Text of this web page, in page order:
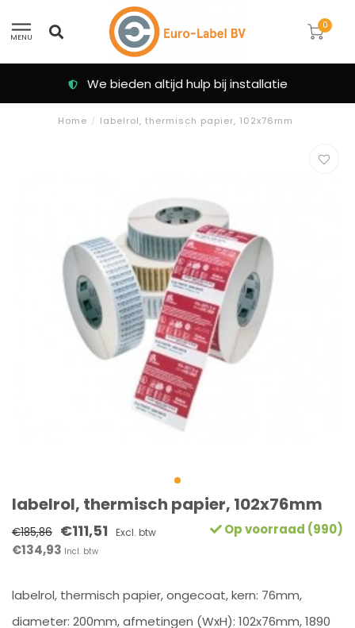
MENU
0
We bieden altijd hulp bij installatie
Home / labelrol, thermisch papier, 102x76mm
labelrol, thermisch papier, 102x76mm
€185,86 €111,51 Excl. btw
€134,93 Incl. btw
Op voorraad (990)
labelrol, thermisch papier, ongecoat, kern: 76mm,
diameter: 200mm, afmetingen (WxH): 102x76mm, 1890